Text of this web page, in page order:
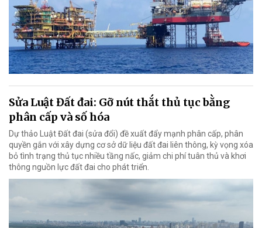
Sửa Luật Đất đai: Gỡ nút thắt thủ tục bằng
phân cấp và số hóa
Dự thảo Luật Đất đai (sửa đổi) đề xuất đẩy mạnh phân cấp, phân
quyền gắn với xây dựng cơ sở dữ liệu đất đai liên thông, kỳ vọng xóa
bỏ tình trạng thủ tục nhiều tầng nấc, giảm chi phí tuân thủ và khơi
thông nguồn lực đất đai cho phát triển.